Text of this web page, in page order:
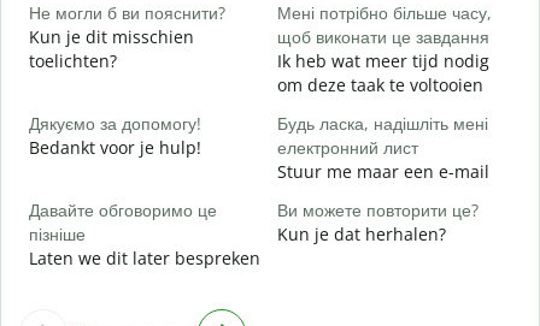
Не могли б ви пояснити?
Kun je dit misschien
toelichten?
Мені потрібно більше часу,
щоб виконати це завдання
Ik heb wat meer tijd nodig
om deze taak te voltooien
Дякуємо за допомогу!
Bedankt voor je hulp!
Будь ласка, надішліть мені
електронний лист
Stuur me maar een e-mail
Давайте обговоримо це
пізніше
Laten we dit later bespreken
Ви можете повторити це?
Kun je dat herhalen?